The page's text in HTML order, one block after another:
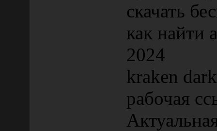
скачать
как найти
2024
kraken
рабочая